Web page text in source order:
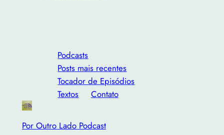
Podcasts
Posts mais recentes
Tocador de Episódios
Textos
Contato
Por Outro Lado Podcast